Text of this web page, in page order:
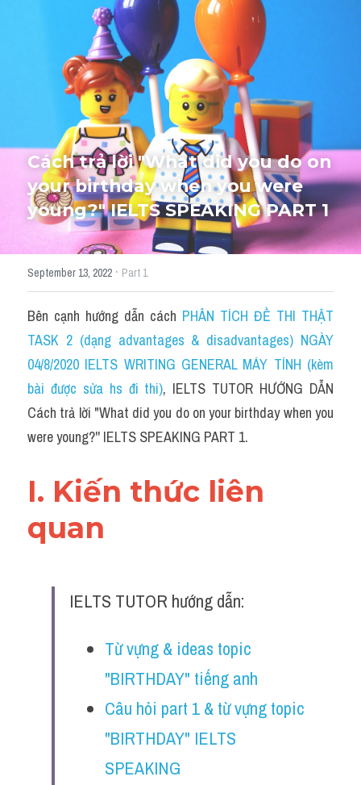
HỌC THỬ
Cách trả lời "What did you do on
your birthday when you were
young?" IELTS SPEAKING PART 1
September 13, 2022 · Part 1
Bên cạnh hướng dẫn cách PHÂN TÍCH ĐỀ THI THẬT
TASK 2 (dạng advantages & disadvantages) NGÀY
04/8/2020 IELTS WRITING GENERAL MÁY TÍNH (kèm
bài được sửa hs đi thi), IELTS TUTOR HƯỚNG DẪN
Cách trả lời "What did you do on your birthday when you
were young?'' IELTS SPEAKING PART 1.
I. Kiến thức liên
quan
IELTS TUTOR hướng dẫn:
Từ vựng & ideas topic
"BIRTHDAY" tiếng anh
Câu hỏi part 1 & từ vựng topic
"BIRTHDAY" IELTS
SPEAKING